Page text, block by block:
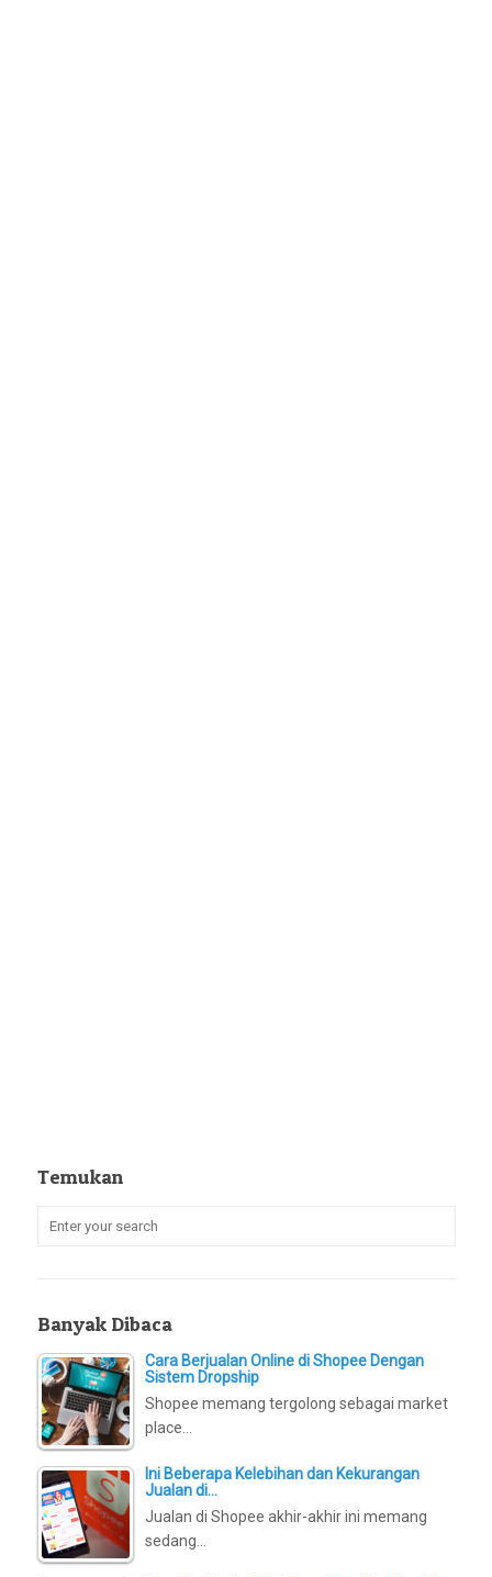
Temukan
Banyak Dibaca
Cara Berjualan Online di Shopee Dengan
Sistem Dropship
Shopee memang tergolong sebagai market
place…
Ini Beberapa Kelebihan dan Kekurangan
Jualan di…
Jualan di Shopee akhir-akhir ini memang
sedang…